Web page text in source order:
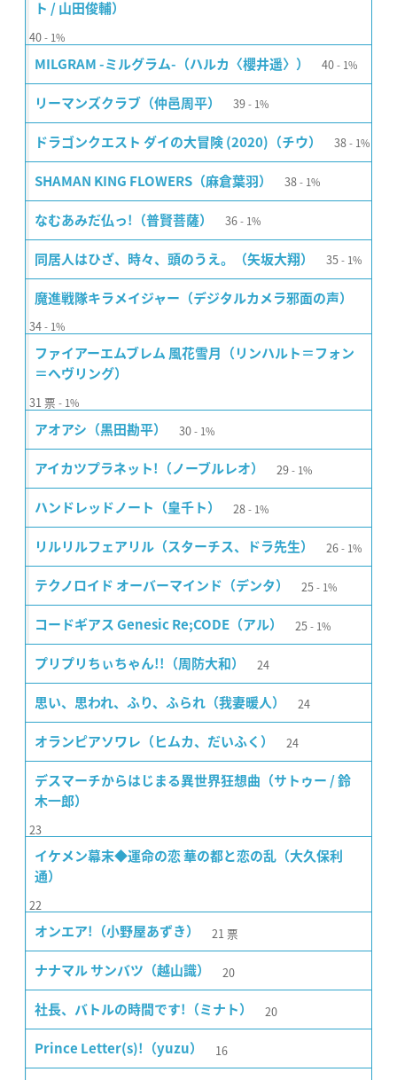
ト / 山田俊輔）
40 1%
MILGRAM -ミルグラム-（ハルカ〈櫻井遥〉） 40 1%
リーマンズクラブ（仲邑周平） 39 1%
ドラゴンクエスト ダイの大冒険 (2020)（チウ） 38 1%
SHAMAN KING FLOWERS（麻倉葉羽） 38 1%
なむあみだ仏っ!（普賢菩薩） 36 1%
同居人はひざ、時々、頭のうえ。（矢坂大翔） 35 1%
魔進戦隊キラメイジャー（デジタルカメラ邪面の声）
34 1%
ファイアーエムブレム 風花雪月（リンハルト＝フォン
＝ヘヴリング）
31 票 1%
アオアシ（黒田勘平） 30 1%
アイカツプラネット!（ノーブルレオ） 29 1%
ハンドレッドノート（皇千ト） 28 1%
リルリルフェアリル（スターチス、ドラ先生） 26 1%
テクノロイド オーバーマインド（デンタ） 25 1%
コードギアス Genesic Re;CODE（アル） 25 1%
プリプリちぃちゃん!!（周防大和） 24
思い、思われ、ふり、ふられ（我妻暖人） 24
オランピアソワレ（ヒムカ、だいふく） 24
デスマーチからはじまる異世界狂想曲（サトゥー / 鈴
木一郎）
23
イケメン幕末◆運命の恋 華の都と恋の乱（大久保利
通）
22
オンエア!（小野屋あずき） 21 票
ナナマル サンバツ（越山識） 20
社長、バトルの時間です!（ミナト） 20
Prince Letter(s)!（yuzu） 16